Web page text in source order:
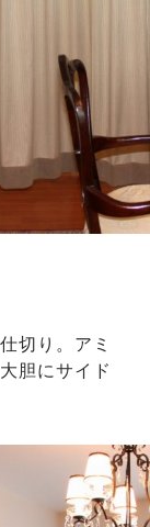
切り。アミ
胆にサイド